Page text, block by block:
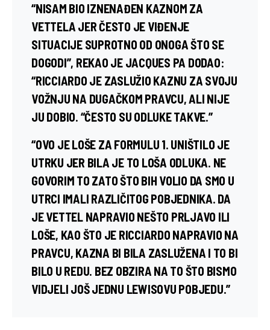
“NISAM BIO IZNENAĐEN KAZNOM ZA
VETTELA JER ČESTO JE VIĐENJE
SITUACIJE SUPROTNO OD ONOGA ŠTO SE
DOGODI”, REKAO JE JACQUES PA DODAO:
“RICCIARDO JE ZASLUŽIO KAZNU ZA SVOJU
VOŽNJU NA DUGAČKOM PRAVCU, ALI NIJE
JU DOBIO. “ČESTO SU ODLUKE TAKVE.”
“OVO JE LOŠE ZA FORMULU 1. UNIŠTILO JE
UTRKU JER BILA JE TO LOŠA ODLUKA. NE
GOVORIM TO ZATO ŠTO BIH VOLIO DA SMO U
UTRCI IMALI RAZLIČITOG POBJEDNIKA. DA
JE VETTEL NAPRAVIO NEŠTO PRLJAVO ILI
LOŠE, KAO ŠTO JE RICCIARDO NAPRAVIO NA
PRAVCU, KAZNA BI BILA ZASLUŽENA I TO BI
BILO U REDU. BEZ OBZIRA NA TO ŠTO BISMO
VIDJELI JOŠ JEDNU LEWISOVU POBJEDU.”